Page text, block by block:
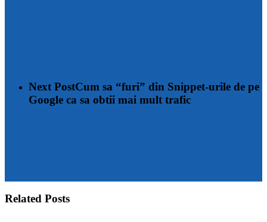
Next PostCum sa “furi” din Snippet-urile de pe
Google ca sa obtii mai mult trafic
Related Posts